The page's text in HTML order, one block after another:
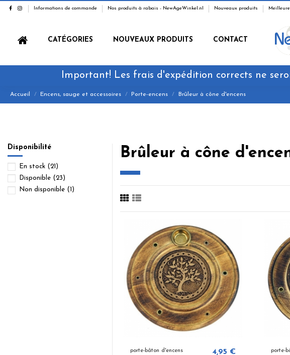
Informations de commande Nos produits à rabais - NewAgeWinkel.nl Nouveaux produits
CATÉGORIES NOUVEAUX PRODUITS CONTACT
Important! Les frais d'expédition corrects ne
Accueil Encens, sauge et accessoires Porte-encens Brûleur à cône d'encens
Brûleur à cône
porte-bâton d'encens 4,95 € porte-
Disponibilité
En stock (21)
Disponible (23)
Non disponible (1)